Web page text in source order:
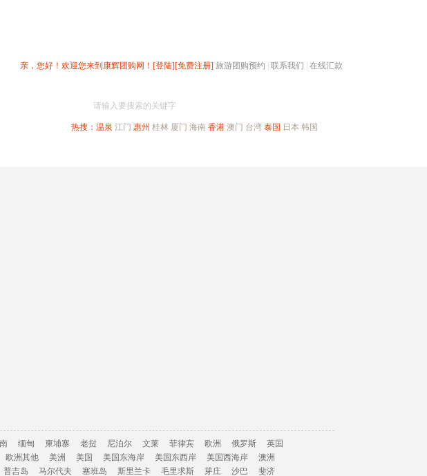
亲，您好！欢迎您来到康辉团购网！ [登陆][免费注册] 旅游团购预约 联系我们 在线汇款
请输入要搜索的关键字
热搜： 温泉 江门 惠州 桂林 厦门 海南 香港 澳门 台湾 泰国 日本 韩国
缅甸 柬埔寨 老挝 尼泊尔 文莱 菲律宾 欧洲 俄罗斯
英国
欧洲其他 美洲 美国 美国东海岸 美国东西岸 美国西海岸
澳洲
普吉岛 马尔代夫 塞班岛 斯里兰卡 毛里求斯 芽庄 沙巴
斐济